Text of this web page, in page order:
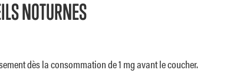
NOTURNES
dès la consommation de 1 mg avant le coucher.